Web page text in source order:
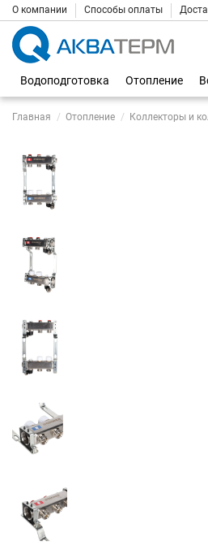
О компании Способы оплаты
Водоподготовка
Отопление
Главная Отопление Коллекторы и